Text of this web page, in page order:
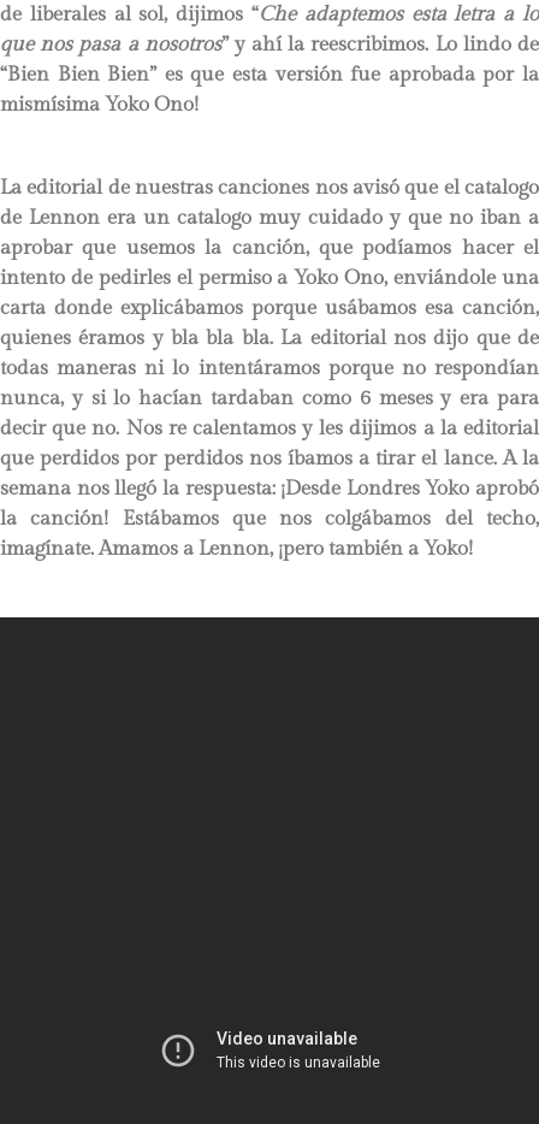
de liberales al sol, dijimos “Che adaptemos esta letra a lo
que nos pasa a nosotros” y ahí la reescribimos. Lo lindo de
“Bien Bien Bien” es que esta versión fue aprobada por la
mismísima Yoko Ono!
La editorial de nuestras canciones nos avisó que el catalogo
de Lennon era un catalogo muy cuidado y que no iban a
aprobar que usemos la canción, que podíamos hacer el
intento de pedirles el permiso a Yoko Ono, enviándole una
carta donde explicábamos porque usábamos esa canción,
quienes éramos y bla bla bla. La editorial nos dijo que de
todas maneras ni lo intentáramos porque no respondían
nunca, y si lo hacían tardaban como 6 meses y era para
decir que no. Nos re calentamos y les dijimos a la editorial
que perdidos por perdidos nos íbamos a tirar el lance. A la
semana nos llegó la respuesta: ¡Desde Londres Yoko aprobó
la canción! Estábamos que nos colgábamos del techo,
imagínate. Amamos a Lennon, ¡pero también a Yoko!